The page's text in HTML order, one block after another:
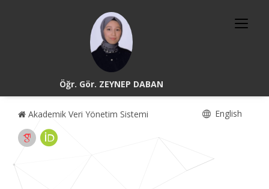
Öğr. Gör. ZEYNEP DABAN
Akademik Veri Yönetim Sistemi English